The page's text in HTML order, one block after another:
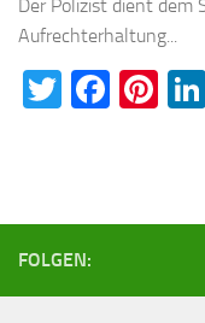
Der Polizist dient dem
Aufrechterhaltung...
Twitter
FOLGEN: